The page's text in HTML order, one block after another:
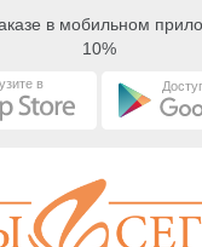
в мобильном
10%
в